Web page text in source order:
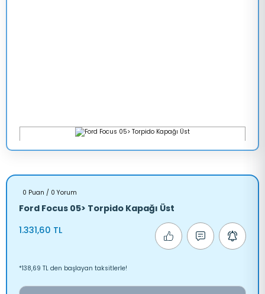
0 Puan / 0 Yorum
Ford Focus 05> Torpido Kapağı Üst
1.331,60 TL
*138,69 TL den başlayan taksitlerle!